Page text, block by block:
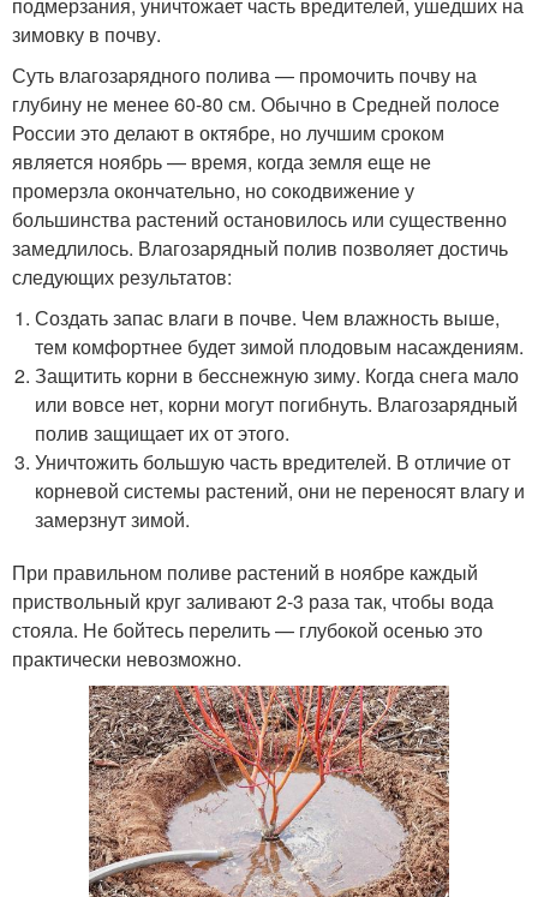
подмерзания, уничтожает часть вредителей, ушедших на
зимовку в почву.
Суть влагозарядного полива — промочить почву на
глубину не менее 60-80 см. Обычно в Средней полосе
России это делают в октябре, но лучшим сроком
является ноябрь — время, когда земля еще не
промерзла окончательно, но сокодвижение у
большинства растений остановилось или существенно
замедлилось. Влагозарядный полив позволяет достичь
следующих результатов:
Создать запас влаги в почве. Чем влажность выше,
тем комфортнее будет зимой плодовым насаждениям.
Защитить корни в бесснежную зиму. Когда снега мало
или вовсе нет, корни могут погибнуть. Влагозарядный
полив защищает их от этого.
Уничтожить большую часть вредителей. В отличие от
корневой системы растений, они не переносят влагу и
замерзнут зимой.
При правильном поливе растений в ноябре каждый
приствольный круг заливают 2-3 раза так, чтобы вода
стояла. Не бойтесь перелить — глубокой осенью это
практически невозможно.